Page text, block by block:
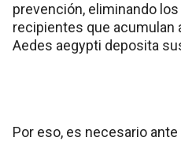
prevención, eliminando
recipientes que acumulan
Aedes aegypti deposita
Por eso, es necesario